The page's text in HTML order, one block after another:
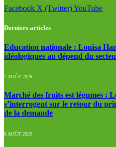
Facebook X (Twitter)YouTube
Derniers articles
Education nationale : Louisa
idéologiques au dépend du
7 AOÛT 2026
Marché des fruits est légumes :
s’interrogent sur le retour du
de la demande
6 AOÛT 2026